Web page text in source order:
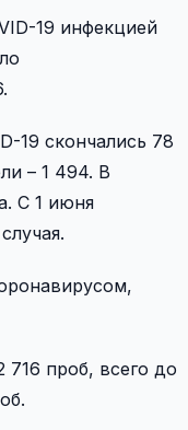
19 инфекцией
19 скончались 78
– 1 494. В
С 1 июня
проб, всего до